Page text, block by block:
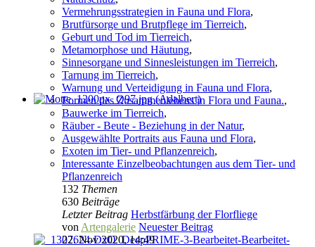
Vermehrungsstrategien in Fauna und Flora,
Brutfürsorge und Brutpflege im Tierreich,
Geburt und Tod im Tierreich,
Metamorphose und Häutung,
Sinnesorgane und Sinnesleistungen im Tierreich,
Tarnung im Tierreich,
Warnung und Verteidigung in Fauna und Flora,
Formen des Zusammenlebens in Flora und Fauna.,
Bauwerke im Tierreich,
Räuber - Beute - Beziehung in der Natur,
Ausgewählte Portraits aus Fauna und Flora,
Exoten im Tier- und Pflanzenreich,
Interessante Einzelbeobachtungen aus dem Tier- und
Pflanzenreich
132 Themen
630 Beiträge
Letzter Beitrag Herbstfärbung der Florfliege
von Artengalerie Neuester Beitrag
22. Nov 2020, 14:49